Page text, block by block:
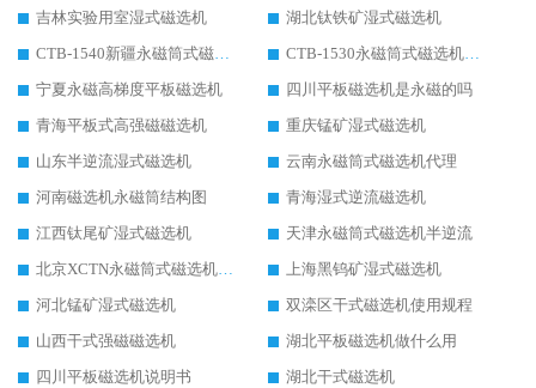
吉林实验用室湿式磁选机
湖北钛铁矿湿式磁选机
CTB-1540新疆永磁筒式磁选机
CTB-1530永磁筒式磁选机代理商
宁夏永磁高梯度平板磁选机
四川平板磁选机是永磁的吗
青海平板式高强磁磁选机
重庆锰矿湿式磁选机
山东半逆流湿式磁选机
云南永磁筒式磁选机代理
河南磁选机永磁筒结构图
青海湿式逆流磁选机
江西钛尾矿湿式磁选机
天津永磁筒式磁选机半逆流
北京XCTN永磁筒式磁选机磁块位置
上海黑钨矿湿式磁选机
河北锰矿湿式磁选机
双滦区干式磁选机使用规程
山西干式强磁磁选机
湖北平板磁选机做什么用
四川平板磁选机说明书
湖北干式磁选机